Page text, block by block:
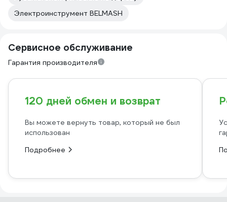
Электроинструмент BELMASH
Сервисное обслуживание
Гарантия производителя
120 дней обмен и возврат
Вы можете вернуть товар, который не был
использован
Подробнее